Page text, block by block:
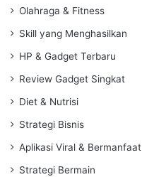
Olahraga & Fitness
Skill yang Menghasilkan
HP & Gadget Terbaru
Review Gadget Singkat
Diet & Nutrisi
Strategi Bisnis
Aplikasi Viral & Bermanfaat
Strategi Bermain